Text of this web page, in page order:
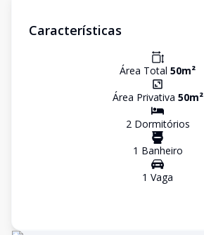
Características
Área Total 50m²
Área Privativa 50m²
2Dormitórios
1 Banheiro
1 Vaga